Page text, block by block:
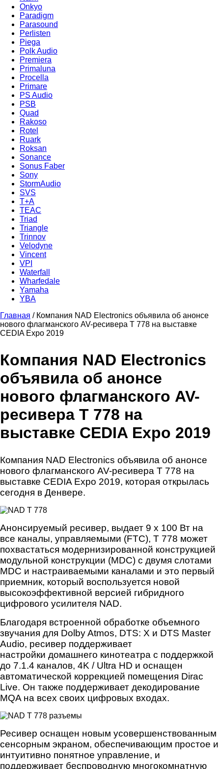
Onkyo
Paradigm
Parasound
Perlisten
Piega
Polk Audio
Premiera
Primaluna
Procella
Primare
PS Audio
PSB
Quad
Rakoso
Rotel
Ruark
Roksan
Sonance
Sonus Faber
Sony
StormAudio
SVS
T+A
TEAC
Triad
Triangle
Trinnov
Velodyne
Vincent
VPI
Waterfall
Wharfedale
Yamaha
YBA
Главная / Компания NAD Electronics объявила об анонсе
нового флагманского AV-ресивера T 778 на выставке
CEDIA Expo 2019
Компания NAD Electronics
объявила об анонсе
нового флагманского AV-
ресивера T 778 на
выставке CEDIA Expo 2019
Компания NAD Electronics объявила об анонсе
нового флагманского AV-ресивера T 778 на
выставке CEDIA Expo 2019, которая открылась
сегодня в Денвере.
Анонсируемый ресивер, выдает 9 x 100 Вт на
все каналы, управляемыми (FTC), T 778 может
похвастаться модернизированной конструкцией
модульной конструкции (MDC) с двумя слотами
MDC и настраиваемыми каналами и это первый
приемник, который воспользуется новой
высокоэффективной версией гибридного
цифрового усилителя NAD.
Благодаря встроенной обработке объемного
звучания для Dolby Atmos, DTS: X и DTS Master
Audio, ресивер поддерживает
настройки домашнего кинотеатра с поддержкой
до 7.1.4 каналов, 4K / Ultra HD и оснащен
автоматической коррекцией помещения Dirac
Live. Он также поддерживает декодирование
MQA на всех своих цифровых входах.
Ресивер оснащен новым усовершенствованным
сенсорным экраном, обеспечивающим простое и
интуитивно понятное управление, и
поддерживает беспроводную многокомнатную